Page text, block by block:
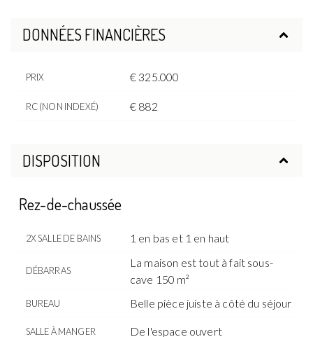
DONNÉES FINANCIÈRES
PRIX € 325.000
RC (NON INDEXÉ) € 882
DISPOSITION
Rez-de-chaussée
2X SALLE DE BAINS 1 en bas et 1 en haut
DÉBARRAS
La maison est tout à fait sous-
cave 150 m²
BUREAU Belle pièce juiste à côté du séjour
SALLE À MANGER De l'espace ouvert